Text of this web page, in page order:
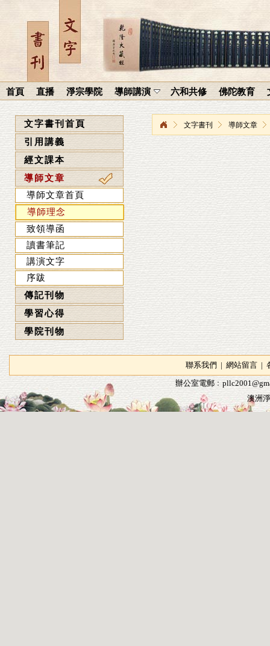
首頁 直播 淨宗學院 導師講演 六和共修 佛陀教育
文字書刊首頁
引用講義
經文課本
導師文章
導師文章首頁
導師理念
致領導函
讀書筆記
講演文字
序跋
傳記刊物
學習心得
學院刊物
文字書刊 導師文章
聯系我們 | 網站留言|
辦公室電郵﹕
澳洲